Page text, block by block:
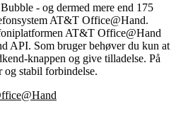
- og dermed mere end 175
AT&T Office@Hand.
AT&T Office@Hand
API. Som bruger behøver du kun at
knappen og give tilladelse. På
og stabil forbindelse.